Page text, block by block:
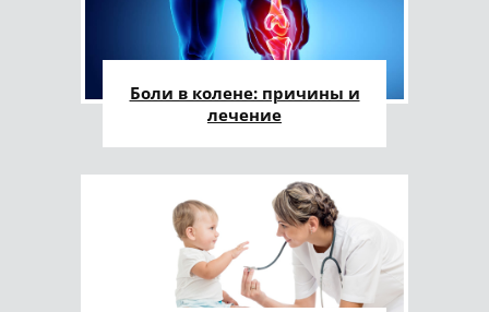
Боли в колене: причины и
лечение